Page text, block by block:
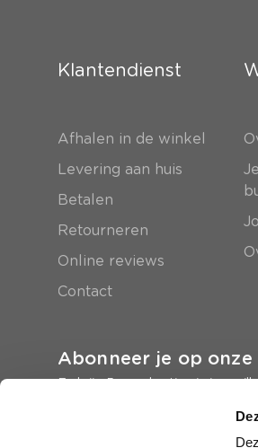
Klantendienst
Afhalen in de winkel
Levering aan huis
Betalen
Retourneren
Online reviews
Contact
Abonneer je op
En krijg 5 euro korting in je